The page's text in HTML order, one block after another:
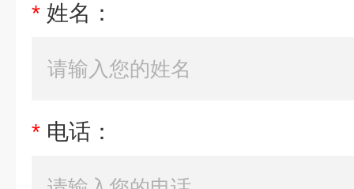
* 姓名：
* 电话：